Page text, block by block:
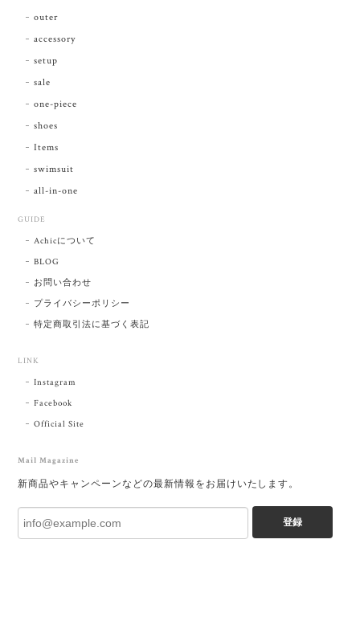
outer
accessory
setup
sale
one-piece
shoes
Items
swimsuit
all-in-one
GUIDE
Achicについて
BLOG
お問い合わせ
プライバシーポリシー
特定商取引法に基づく表記
LINK
Instagram
Facebook
Official Site
Mail Magazine
新商品やキャンペーンなどの最新情報をお届けいたします。
登録